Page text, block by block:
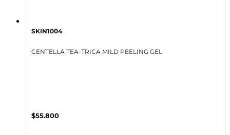
SKIN1004
CENTELLA TEA-TRICA MILD PEELING GEL
$55.800